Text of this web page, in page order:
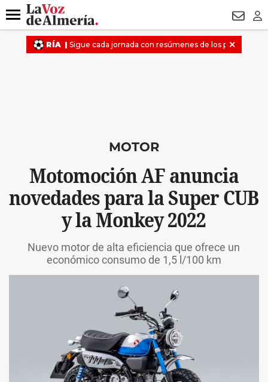
DESTACADO
Menú
MOTOR
Motomoción AF anuncia
novedades para la Super CUB
y la Monkey 2022
Nuevo motor de alta eficiencia que ofrece un
económico consumo de 1,5 l/100 km